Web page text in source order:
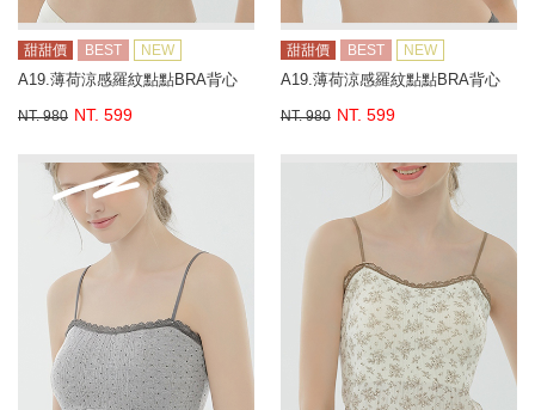
甜甜價 BEST NEW
A19.薄荷涼感羅紋點點BRA背心
NT. 980 NT. 599
甜甜價 BEST NEW
A19.薄荷涼感羅紋點點BRA背心
NT. 980 NT. 599